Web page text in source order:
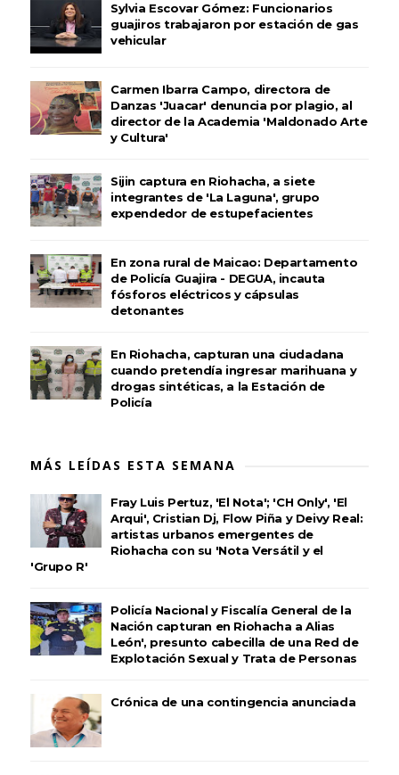
Sylvia Escovar Gómez: Funcionarios
guajiros trabajaron por estación de gas
vehicular
Carmen Ibarra Campo, directora de
Danzas 'Juacar' denuncia por plagio, al
director de la Academia 'Maldonado Arte
y Cultura'
Sijin captura en Riohacha, a siete
integrantes de 'La Laguna', grupo
expendedor de estupefacientes
En zona rural de Maicao: Departamento
de Policía Guajira - DEGUA, incauta
fósforos eléctricos y cápsulas
detonantes
En Riohacha, capturan una ciudadana
cuando pretendía ingresar marihuana y
drogas sintéticas, a la Estación de
Policía
MÁS LEÍDAS ESTA SEMANA
Fray Luis Pertuz, 'El Nota'; 'CH Only', 'El
Arqui', Cristian Dj, Flow Piña y Deivy Real:
artistas urbanos emergentes de
Riohacha con su 'Nota Versátil y el
'Grupo R'
Policía Nacional y Fiscalía General de la
Nación capturan en Riohacha a Alias
León', presunto cabecilla de una Red de
Explotación Sexual y Trata de Personas
Crónica de una contingencia anunciada